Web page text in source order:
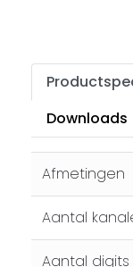
Downloads
Afmetingen
Aantal
Aantal digits